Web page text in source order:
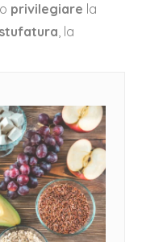
privilegiare la
stufatura, la